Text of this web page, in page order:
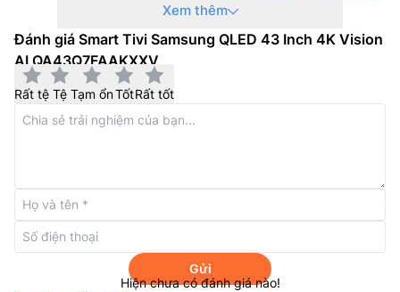
Năm ra mắt: 2025
Samsung Vision AI – Đỉnh cao toàn năng,
thăng hạng toàn diện
Trợ lý giọng nói thông minh:
tổ ấm thông minh của bạn. Giờ đây, Bixby có thể xử lý
nhiều lệnh cùng lúc, hiểu ngữ cảnh tốt hơn, mang đến
những cuộc hội thoại mượt mà, tìm kiếm dễ dàng,
phản hồi trực quan và điều khiển thiết bị liền mạch.
Xem thêm
Đánh giá Smart Tivi Samsung QLED 43 Inch 4K Vision
AI QA43Q7FAAKXXV
Rất tệ Tệ Tạm ổnTốtRất tốt
Gửi
Hiện chưa có đánh giá nào!